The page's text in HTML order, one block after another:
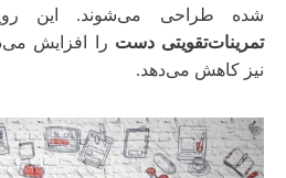
شده طراحی می‌شوند. این
تمرینات‌تقویتی دست را افزایش
نیز کاهش می‌دهد.